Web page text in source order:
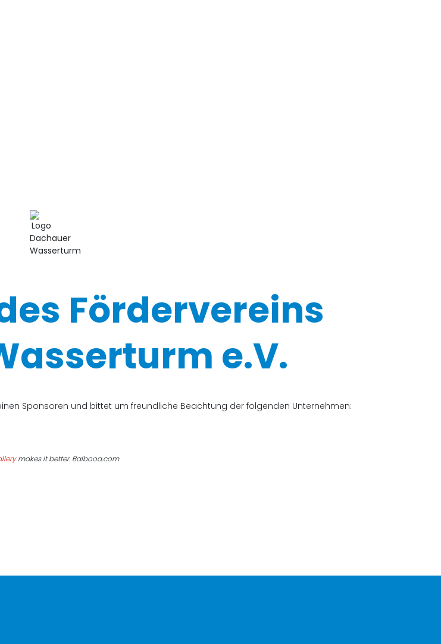
Fördervereins
e.V.
Sponsoren und bittet um freundliche Beachtung der folgenden Unternehmen:
makes it better. Balbooa.com